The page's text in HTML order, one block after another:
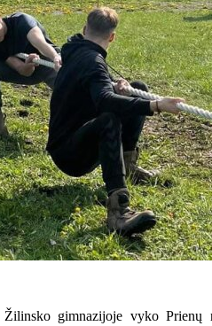
gimnazijoje vyko Prienų